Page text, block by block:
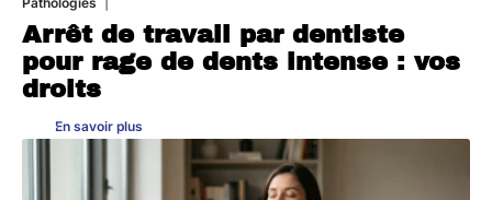
Arrêt de travail par dentiste
pour rage de dents intense : vos
droits
En savoir plus